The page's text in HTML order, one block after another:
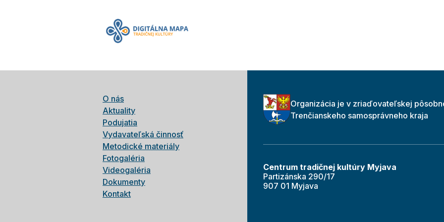
O nás
Aktuality
Podujatia
Vydavateľská činnosť
Metodické materiály
Fotogaléria
Videogaléria
Dokumenty
Kontakt
Organizácia je v zriaďovateľskej
Trenčianskeho samosprávneho kraja
Centrum tradičnej kultúry Myjava
Partizánska 290/17
907 01 Myjava